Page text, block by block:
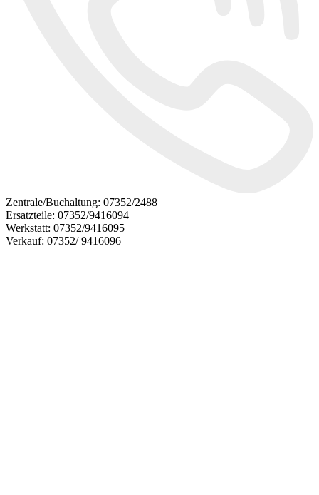
Zentrale/Buchaltung: 07352/2488
Ersatzteile: 07352/9416094
Werkstatt: 07352/9416095
Verkauf: 07352/ 9416096